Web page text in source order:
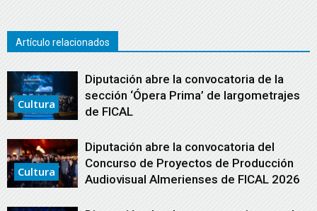
Artículo relacionados
Cultura
Diputación abre la convocatoria de la
sección ‘Ópera Prima’ de largometrajes
de FICAL
Cultura
Diputación abre la convocatoria del
Concurso de Proyectos de Producción
Audiovisual Almerienses de FICAL 2026